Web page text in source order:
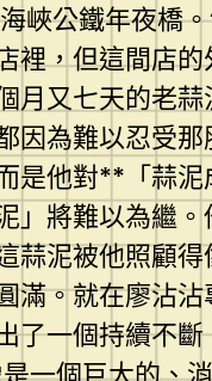
公鐵年夜橋
，但這間店
又七天的老
為難以忍受
是他對**「蒜
將難以為繼
泥被他照顧
。就在廖沾
了一個持續